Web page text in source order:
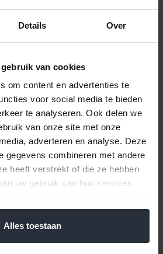
Details Over
van cookies
om content en advertenties te
voor social media te bieden
te analyseren. Ook delen we
van onze site met onze
adverteren en analyse. Deze
gegevens combineren met andere
heeft verstrekt of die ze hebben
uw gebruik van hun services.
Alles toestaan
collectie van Organic By Dutch Rose.
moment om met de hele
heerlijk vers ontbijtje. En dit doe je
van Dutch Rose Amsterdam
komt omdat Dutch Rose Amsterdam
art of the table’.
van 21,5 cm en zijn gemaakt
Hierdoor hebben de borden de
van porselein. Als extra voordeel kan dit
en de vaatwasser.
door het schrijven van een review